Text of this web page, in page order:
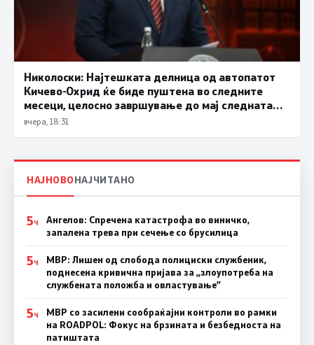
Николоски: Најтешката делница од автопатот
Кичево-Охрид ќе биде пуштена во следните
месеци, целосно завршување до мај следната
година
вчера, 18:31
НАЈНОВОНАЈЧИТАНО
5Ч
Ангелов: Спречена катастрофа во виничко,
запалена трева при сечење со брусилица
5Ч
МВР: Лишен од слобода полициски службеник,
поднесена кривична пријава за „злоупотреба на
службената положба и овластување”
5Ч
МВР со засилени сообраќајни контроли во рамки
на ROADPOL: Фокус на брзината и безбедноста на
патиштата